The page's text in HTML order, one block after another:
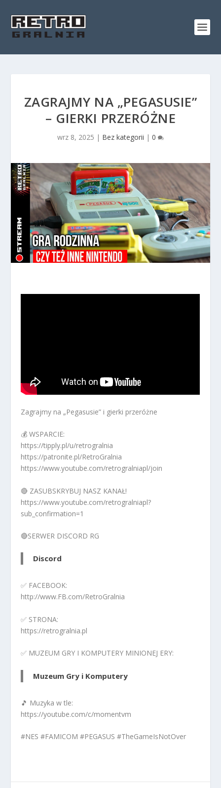
ZAGRAJMY NA „PEGASUSIE”
– GIERKI PRZERÓŻNE
wrz 8, 2025 | Bez kategorii | 0
Zagrajmy na „Pegasusie” i gierki przeróżne
💰 WSPARCIE:
https://tipply.pl/u/retrogralnia
https://patronite.pl/RetroGralnia
https://www.youtube.com/retrogralniapl/join
🔴 ZASUBSKRYBUJ NASZ KANAŁ!
https://www.youtube.com/retrogralniapl?
sub_confirmation=1
🔴SERWER DISCORD RG
Discord
✅ FACEBOOK:
http://www.FB.com/RetroGralnia
✅ STRONA:
https://retrogralnia.pl
✅ MUZEUM GRY I KOMPUTERY MINIONEJ ERY:
Muzeum Gry i Komputery
🎵 Muzyka w tle:
https://youtube.com/c/momentvm
#NES #FAMICOM #PEGASUS #TheGameIsNotOver